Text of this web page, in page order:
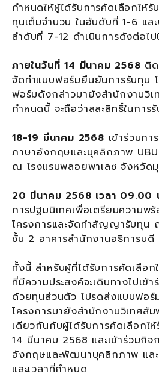
กำหนดให้ผู้ได้รับการคัดเลือกให้รั
ทุนเต็มจำนวน ในอันดับที่ 1-6 แล
ลำดับที่ 7-12 ดำเนินการดังต่อไป
ภายในวันที่ 14 มีนาคม 2568 ติ
จัดทำแบบฟอร์มยืนยันการรับทุน
ฟอร์มดังกล่าวมายังสำนักงานวิ
กำหนดนี้ จะถือว่าสละสิทธิ์ในการ
18-19 มีนาคม 2568 เข้าร่วมก
ภาษาอังกฤษและบุคลิกภาพ
ณ โรงแรมพลอยพาเลซ จังหวัด
20 มีนาคม 2568 เวลา 09.00
การปฐมนิเทศเพื่อเตรียมความพร้
โครงการและจัดทำสัญญารับทุน
ชั้น 2 อาคารสำนักงานอธิการบดี
ทั้งนี้ สำหรับผู้ที่ได้รับการคัดเลือก
ที่มีความประสงค์จะเดินทางไปเข้
ด้วยทุนส่วนตัว โปรดส่งแบบฟอร์
โครงการมายังสำนักงานวิเทศสั
เดียวกันกับผู้ได้รับการคัดเลือกใ
14 มีนาคม 2568 และเข้าร่วมกิจ
อังกฤษและพัฒนาบุคลิกภาพ แล
และเวลาที่กำหนด